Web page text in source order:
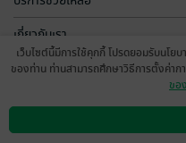
เกี่ยวกับเรา
กลุ่มธุรกิจในเครือ
ดาวน์โหลดแอป
เว็บไซต์นี้มีการใช้คุกกี้ โปรดยอมรับนโย
ของท่าน ท่านสามารถศึกษาวิธีการตั้งค่า
ขอ